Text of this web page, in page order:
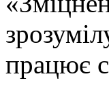
працює